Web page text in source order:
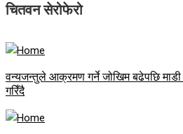
चितवन सेरोफेरो
वन्यजन्तुले आक्रमण गर्ने जोखिम बढेपछि
गरिँदै